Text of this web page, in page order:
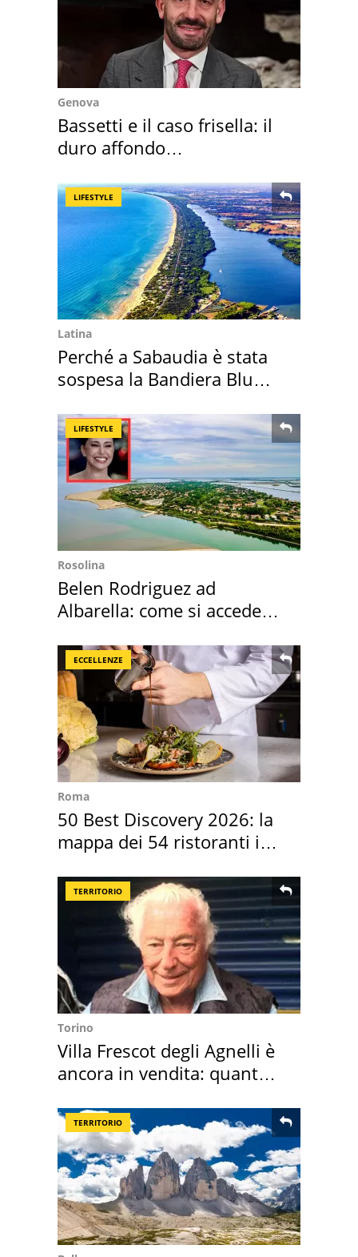
Genova
Bassetti e il caso frisella: il
duro affondo
LIFESTYLE
Latina
Perché a Sabaudia è stata
sospesa la Bandiera Blu
LIFESTYLE
Rosolina
Belen Rodriguez ad
Albarella: come si accede
ECCELLENZE
Roma
50 Best Discovery 2026: la
mappa dei 54 ristoranti in
TERRITORIO
Torino
Villa Frescot degli Agnelli è
ancora in vendita: quanto
TERRITORIO